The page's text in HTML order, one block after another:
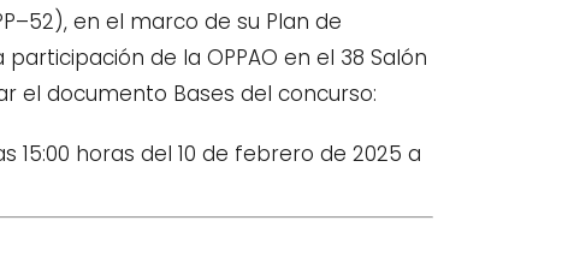
en el marco de su Plan de
de la OPPAO en el 38 Salón
el documento Bases del concurso:
horas del 10 de febrero de 2025 a